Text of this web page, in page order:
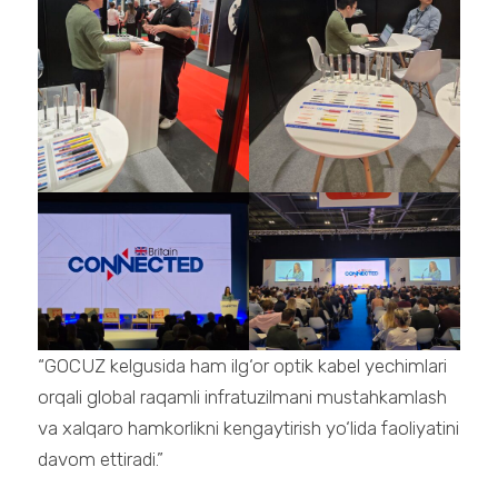
“GOCUZ kelgusida ham ilg‘or optik kabel yechimlari
orqali global raqamli infratuzilmani mustahkamlash
va xalqaro hamkorlikni kengaytirish yo‘lida faoliyatini
davom ettiradi.”